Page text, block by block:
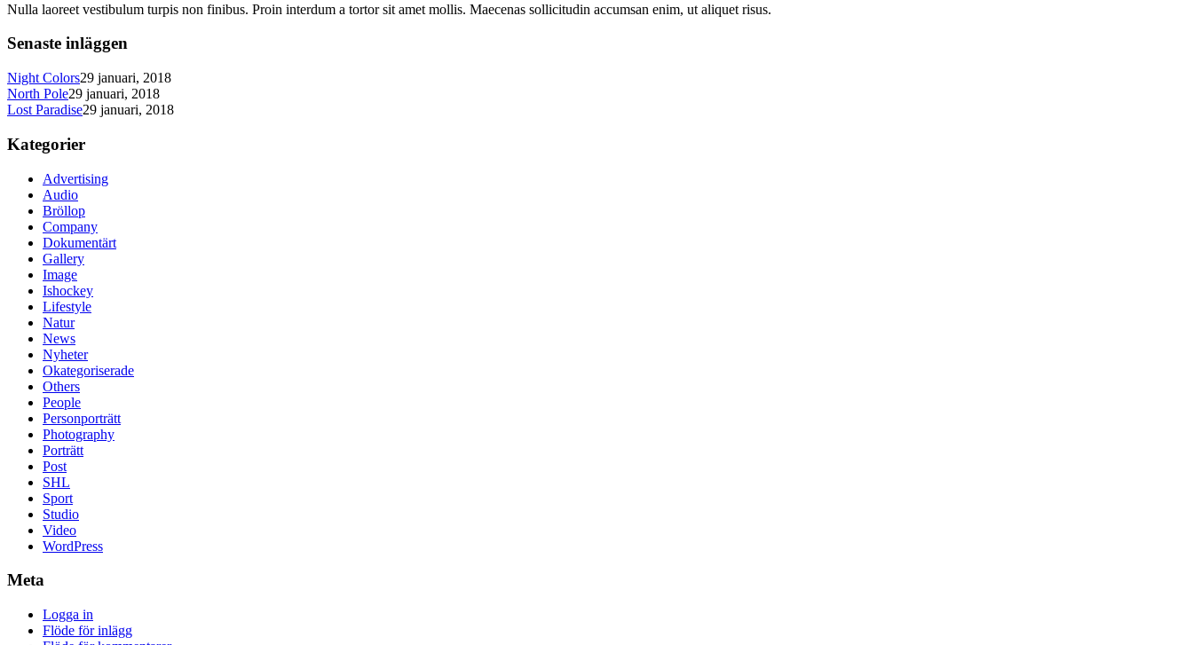
Nulla laoreet vestibulum turpis non finibus. Proin interdum a tortor sit amet mollis. Maecenas sollicitudin accumsan enim, ut aliquet risus.
Senaste inläggen
Night Colors29 januari, 2018
North Pole29 januari, 2018
Lost Paradise29 januari, 2018
Kategorier
Advertising
Audio
Bröllop
Company
Dokumentärt
Gallery
Image
Ishockey
Lifestyle
Natur
News
Nyheter
Okategoriserade
Others
People
Personporträtt
Photography
Porträtt
Post
SHL
Sport
Studio
Video
WordPress
Meta
Logga in
Flöde för inlägg